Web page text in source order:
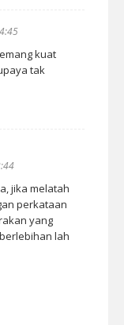
kuat
tak
jika melatah
perkataan
yang
lah